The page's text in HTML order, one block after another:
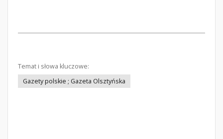
Temat i słowa kluczowe:
Gazety polskie ; Gazeta Olsztyńska